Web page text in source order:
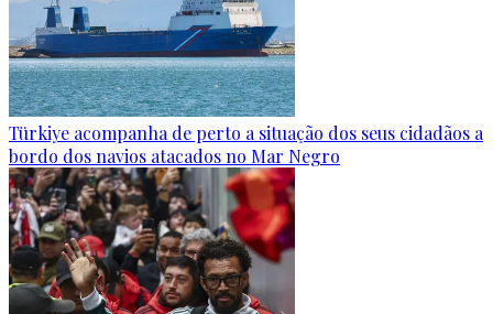
Türkiye acompanha de perto a situação dos seus cidadãos a
bordo dos navios atacados no Mar Negro